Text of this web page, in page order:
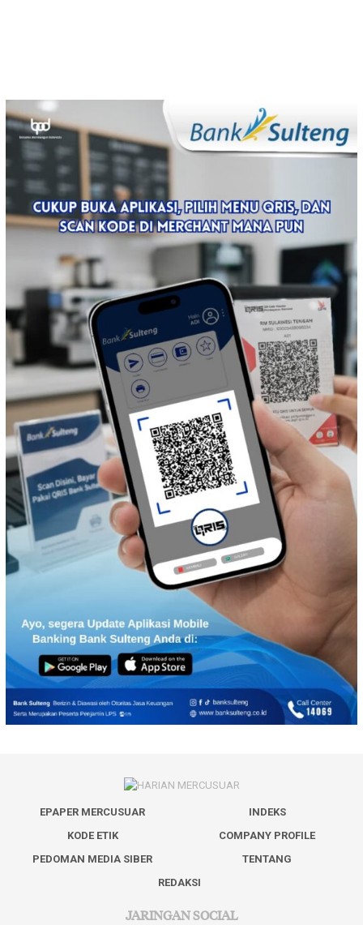
EPAPER MERCUSUAR
INDEKS
KODE ETIK
COMPANY PROFILE
PEDOMAN MEDIA SIBER
TENTANG
REDAKSI
JARINGAN SOCIAL